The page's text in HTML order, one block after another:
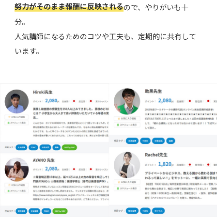
努力がそのまま報酬に反映されるので、やりがいも十
分。
人気講師になるためのコツや工夫も、定期的に共有して
います。